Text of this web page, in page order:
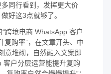
同行看到，发挥更大价
好这3点就够了。
“跨境电商 WhatsApp 客户
复购率”，在文章开头、中
意堆砌，自然融入文案即
客户分层运营能提升复购